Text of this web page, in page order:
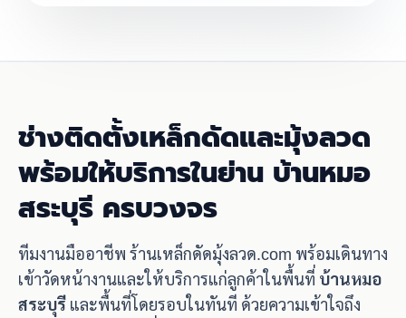
ช่างติดตั้งเหล็กดัดและมุ้งลวด
พร้อมให้บริการในย่าน บ้านหมอ
สระบุรี ครบวงจร
ทีมงานมืออาชีพ ร้านเหล็กดัดมุ้งลวด.com พร้อมเดินทาง
เข้าวัดหน้างานและให้บริการแก่ลูกค้าในพื้นที่ บ้านหมอ
สระบุรี และพื้นที่โดยรอบในทันที ด้วยความเข้าใจถึง